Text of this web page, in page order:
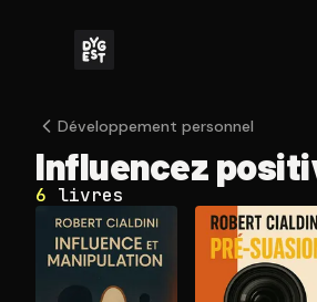
Dé­ve­lop­pe­ment personnel
Influencez
6 livres